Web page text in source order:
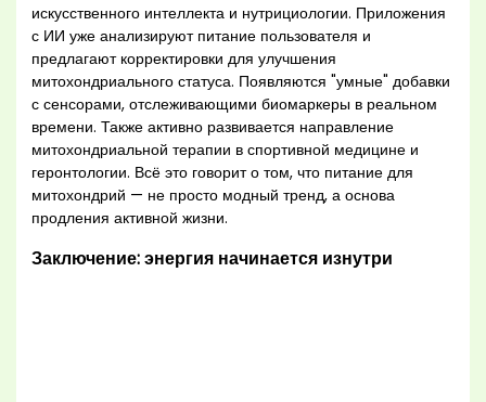
искусственного интеллекта и нутрициологии. Приложения
с ИИ уже анализируют питание пользователя и
предлагают корректировки для улучшения
митохондриального статуса. Появляются "умные" добавки
с сенсорами, отслеживающими биомаркеры в реальном
времени. Также активно развивается направление
митохондриальной терапии в спортивной медицине и
геронтологии. Всё это говорит о том, что питание для
митохондрий — не просто модный тренд, а основа
продления активной жизни.
Заключение: энергия начинается изнутри